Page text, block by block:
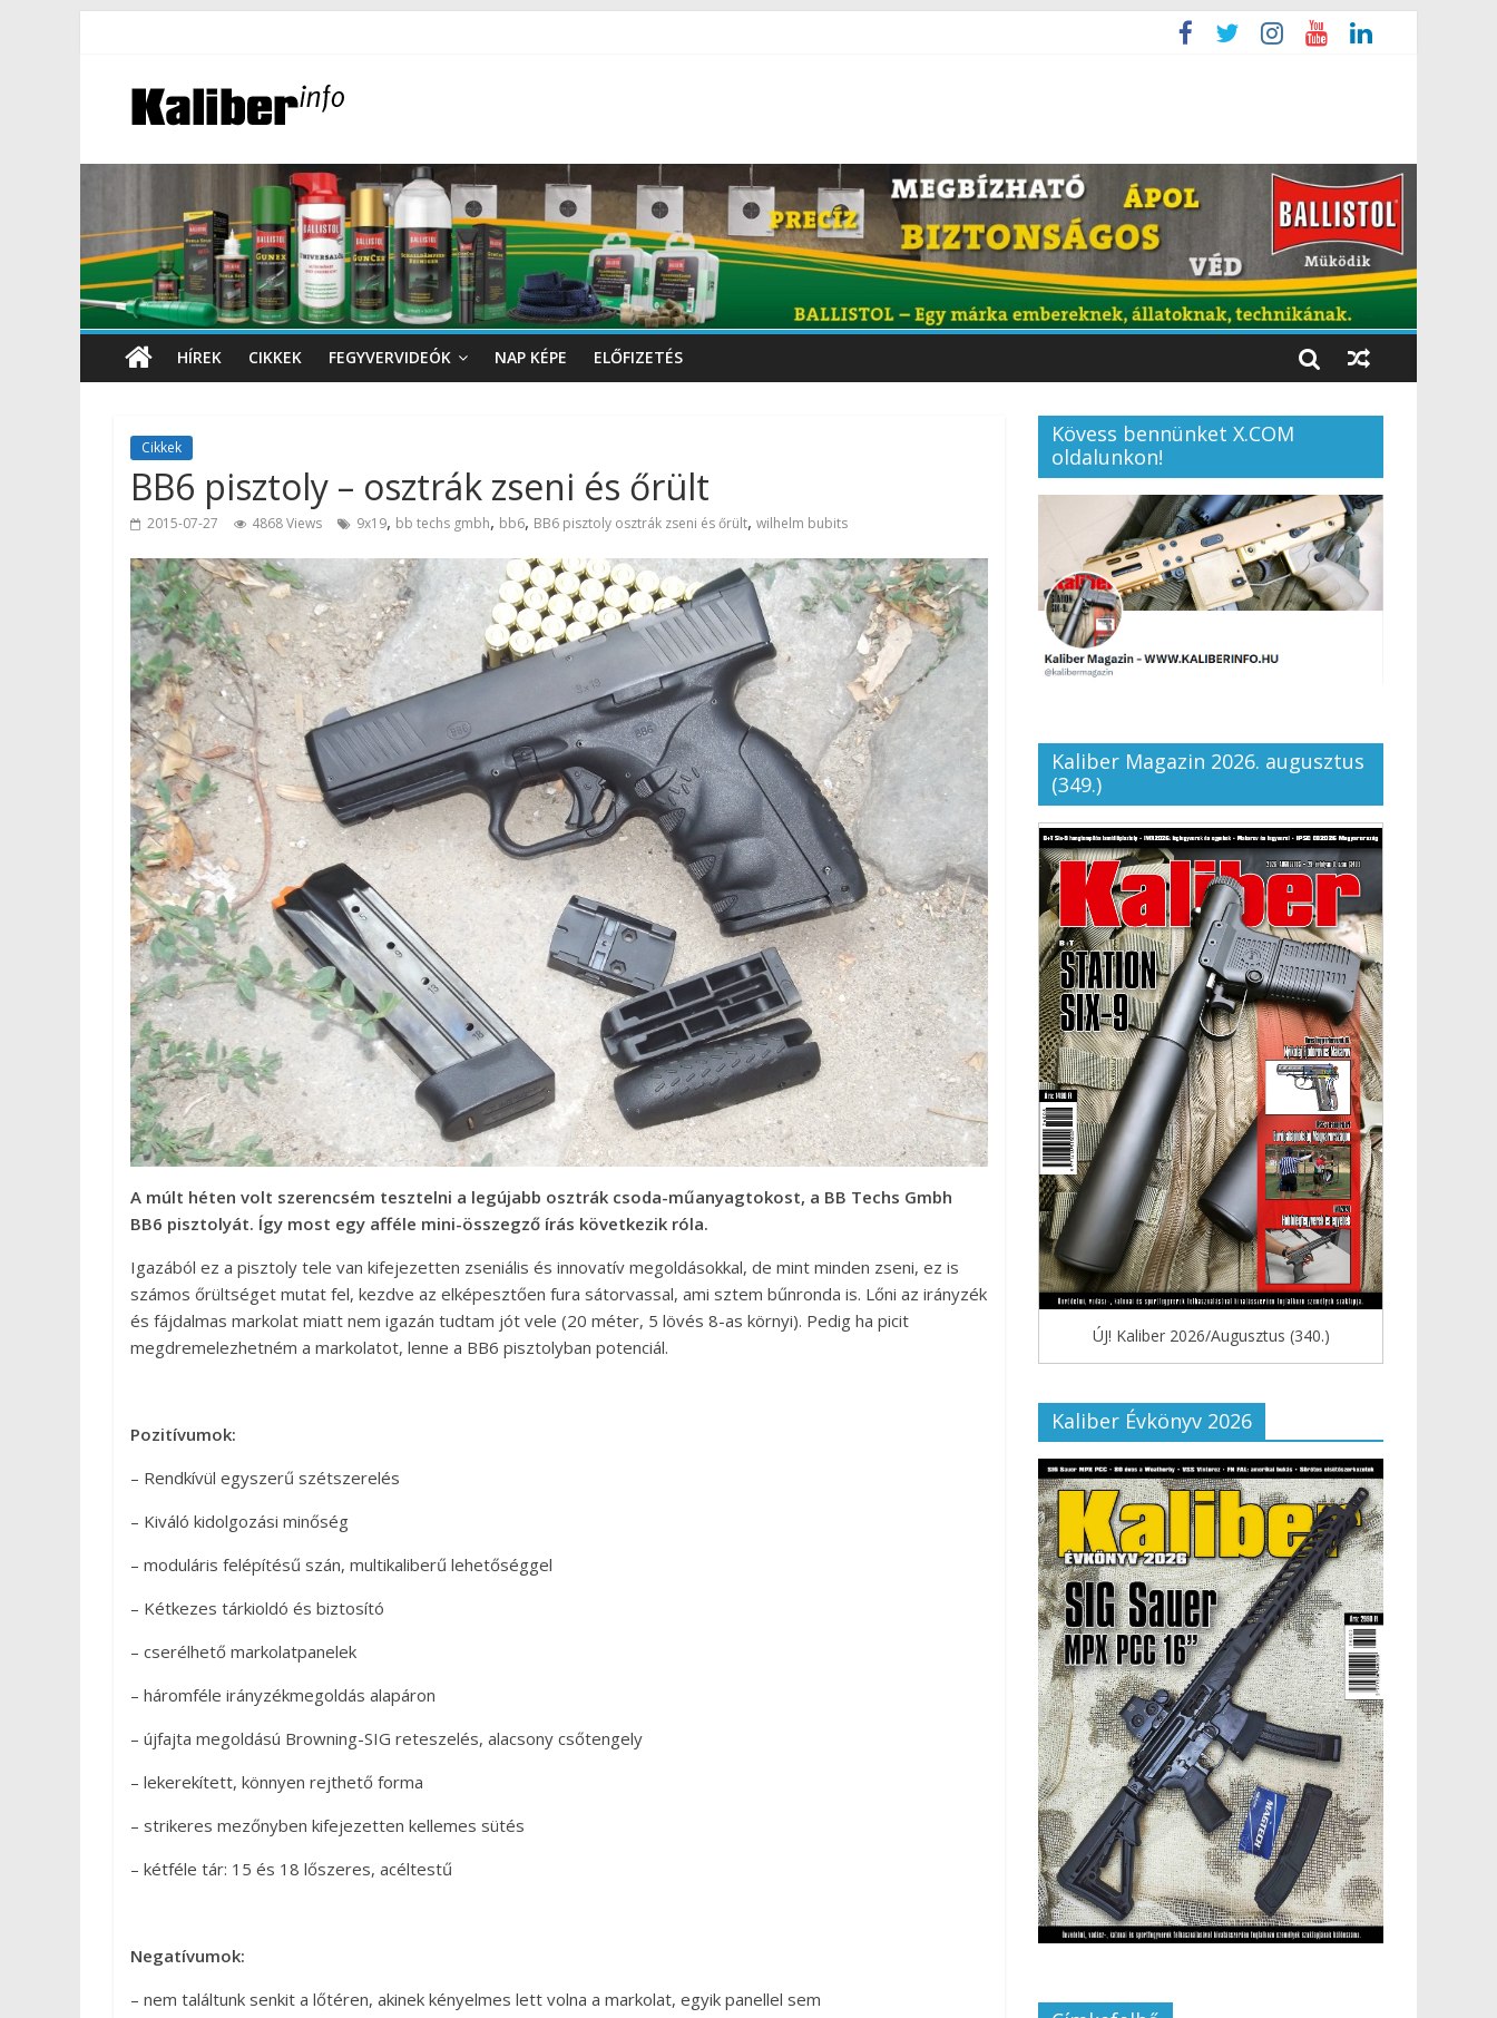
HÍREK CIKKEK FEGYVERVIDEÓK NAP KÉPE ELŐFIZETÉS
Cikkek
BB6 pisztoly – osztrák zseni és őrült
2015-07-27 4868 Views 9x19, bb techs gmbh, bb6, BB6 pisztoly osztrák zseni és őrült, wilhelm bubits
A múlt héten volt szerencsém tesztelni a legújabb osztrák csoda-műanyagtokost, a BB Techs Gmbh
BB6 pisztolyát. Így most egy afféle mini-összegző írás következik róla.
Igazából ez a pisztoly tele van kifejezetten zseniális és innovatív megoldásokkal, de mint minden zseni, ez is
számos őrültséget mutat fel, kezdve az elképesztően fura sátorvassal, ami sztem bűnronda is. Lőni az irányzék
és fájdalmas markolat miatt nem igazán tudtam jót vele (20 méter, 5 lövés 8-as környi). Pedig ha picit
megdremelezhetném a markolatot, lenne a BB6 pisztolyban potenciál.
Pozitívumok:
– Rendkívül egyszerű szétszerelés
– Kiváló kidolgozási minőség
– moduláris felépítésű szán, multikaliberű lehetőséggel
– Kétkezes tárkioldó és biztosító
– cserélhető markolatpanelek
– háromféle irányzékmegoldás alapáron
– újfajta megoldású Browning-SIG reteszelés, alacsony csőtengely
– lekerekített, könnyen rejthető forma
– strikeres mezőnyben kifejezetten kellemes sütés
– kétféle tár: 15 és 18 lőszeres, acéltestű
Negatívumok:
– nem találtunk senkit a lőtéren, akinek kényelmes lett volna a markolat, egyik panellel sem
Kövess bennünket X.COM
oldalunkon!
Kaliber Magazin 2026. augusztus
(349.)
ÚJ! Kaliber 2026/Augusztus (340.)
Kaliber Évkönyv 2026